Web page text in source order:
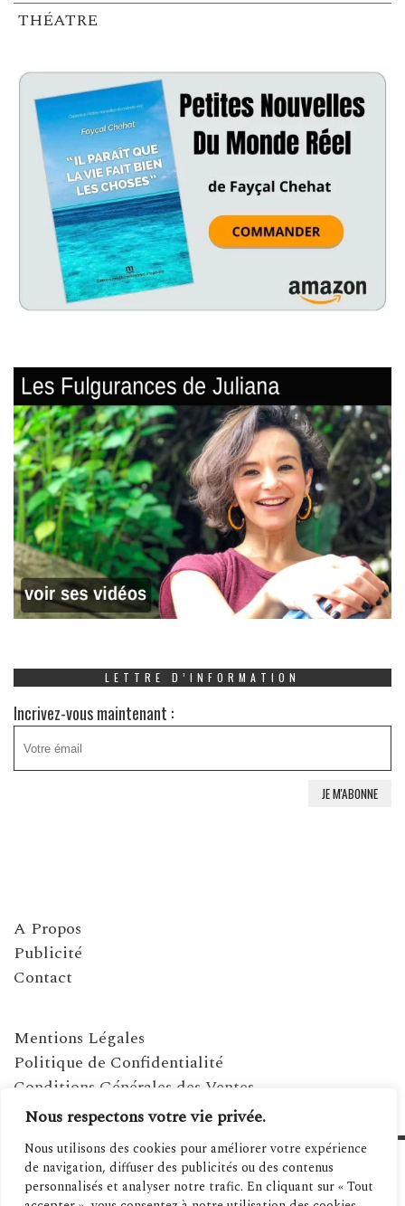
Nous respectons votre vie privée.
Nous utilisons des cookies pour améliorer votre expérience
de navigation, diffuser des publicités ou des contenus
personnalisés et analyser notre trafic. En cliquant sur « Tout
THÉATRE
LETTRE D’INFORMATION
Incrivez-vous maintenant :
A Propos
Publicité
Contact
Mentions Légales
Politique de Confidentialité
Conditions Générales des Ventes